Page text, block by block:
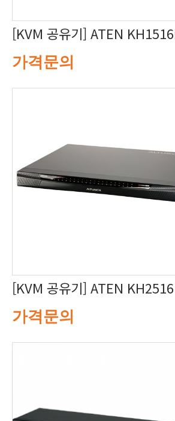
[KVM 공유기] ATEN
가격문의
[KVM 공유기] ATEN KH2516
가격문의